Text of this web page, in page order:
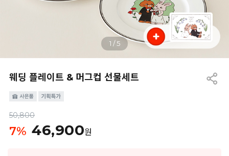
1 /5
웨딩 플레이트 & 머그컵 선물세트
50,800
7% 46,900원